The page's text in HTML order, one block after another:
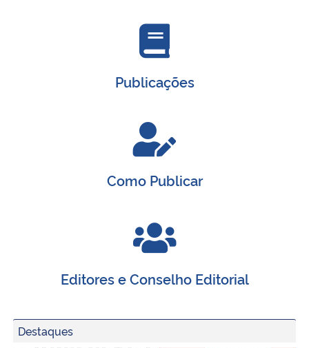
Gabinete de Segurança Institucional
Publicações
Como Publicar
Editores e Conselho Editorial
Destaques